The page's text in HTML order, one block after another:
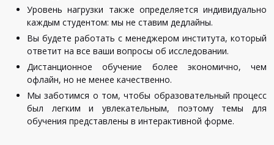
Уровень нагрузки также определяется индивидуально
каждым студентом: мы не ставим дедлайны.
Вы будете работать с менеджером института, который
ответит на все ваши вопросы об исследовании.
Дистанционное
обучение более экономично, чем
офлайн, но не менее качественно.
Мы заботимся о том,чтобы образовательный процесс
был
легким и увлекательным, поэтому темы
для
обучения представлены в интерактивной форме.